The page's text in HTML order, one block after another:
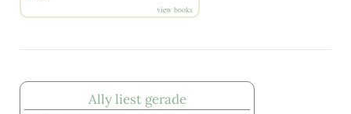
view books
Ally liest gerade